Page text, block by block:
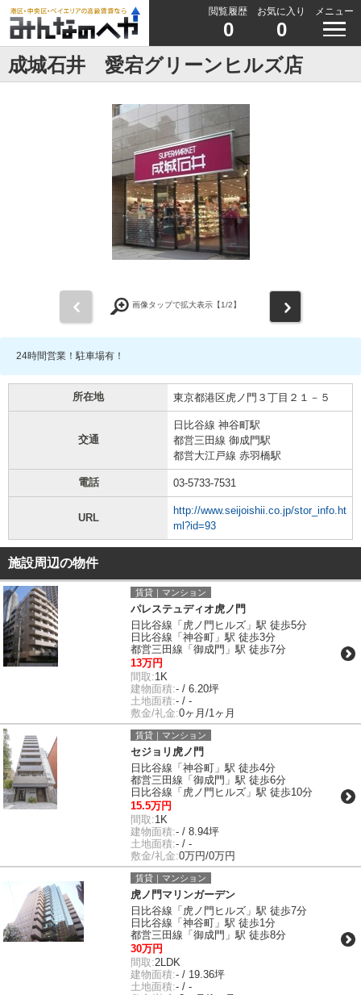
閲覧履歴
0
お気に入り
0
メニュー
成城石井 愛宕グリーンヒルズ店
画像タップで拡大表示【1/2】
24時間営業！駐車場有！
所在地 東京都港区虎ノ門３丁目２１－５
交通
日比谷線 神谷町駅
都営三田線 御成門駅
都営大江戸線 赤羽橋駅
電話 03-5733-7531
URL
http://www.seijoishii.co.jp/stor_info.ht
ml?id=93
施設周辺の物件
賃貸｜マンション
パレステュディオ虎ノ門
日比谷線「虎ノ門ヒルズ」駅 徒歩5分
日比谷線「神谷町」駅 徒歩3分
都営三田線「御成門」駅 徒歩7分
13万円
間取:1K
建物面積:- / 6.20坪
土地面積:- / -
敷金/礼金:0ヶ月/1ヶ月
賃貸｜マンション
セジョリ虎ノ門
日比谷線「神谷町」駅 徒歩4分
都営三田線「御成門」駅 徒歩6分
日比谷線「虎ノ門ヒルズ」駅 徒歩10分
15.5万円
間取:1K
建物面積:- / 8.94坪
土地面積:- / -
敷金/礼金:0万円/0万円
賃貸｜マンション
虎ノ門マリンガーデン
日比谷線「虎ノ門ヒルズ」駅 徒歩7分
日比谷線「神谷町」駅 徒歩1分
都営三田線「御成門」駅 徒歩8分
30万円
間取:2LDK
建物面積:- / 19.36坪
土地面積:- / -